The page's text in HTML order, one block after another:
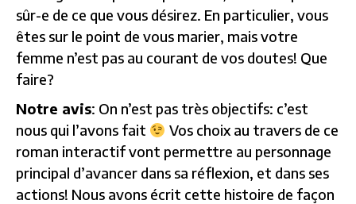
sûr-e de ce que vous désirez. En particulier, vous
êtes sur le point de vous marier, mais votre
femme n’est pas au courant de vos doutes! Que
faire?
Notre avis: On n’est pas très objectifs: c’est
nous qui l’avons fait
Vos choix au travers de ce
roman interactif vont permettre au personnage
principal d’avancer dans sa réflexion, et dans ses
actions! Nous avons écrit cette histoire de façon